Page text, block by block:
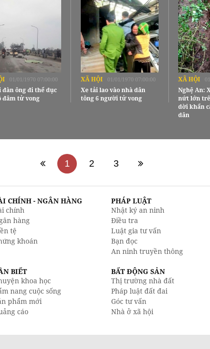
01/01/1970 07:00:00
đàn ông đi thể dục
đâm tử vong
XÃ HỘI 01/01/1970 07:00:00
Xe tải lao vào nhà dân
tông 6 người tử vong
XÃ HỘI
Nghệ An:
nứt lớn
dời khẩn
dân
1 2 3
CHÍNH - NGÂN HÀNG
chính
hàng
tệ
khoán
PHÁP LUẬT
Nhật ký an ninh
Điều tra
Luật gia tư vấn
Bạn đọc
An ninh truyền thông
BIẾT
khoa học
nang cuộc sống
phẩm mới
cáo
BẤT ĐỘNG SẢN
Thị trường nhà đất
Pháp luật đất đai
Góc tư vấn
Nhà ở xã hội